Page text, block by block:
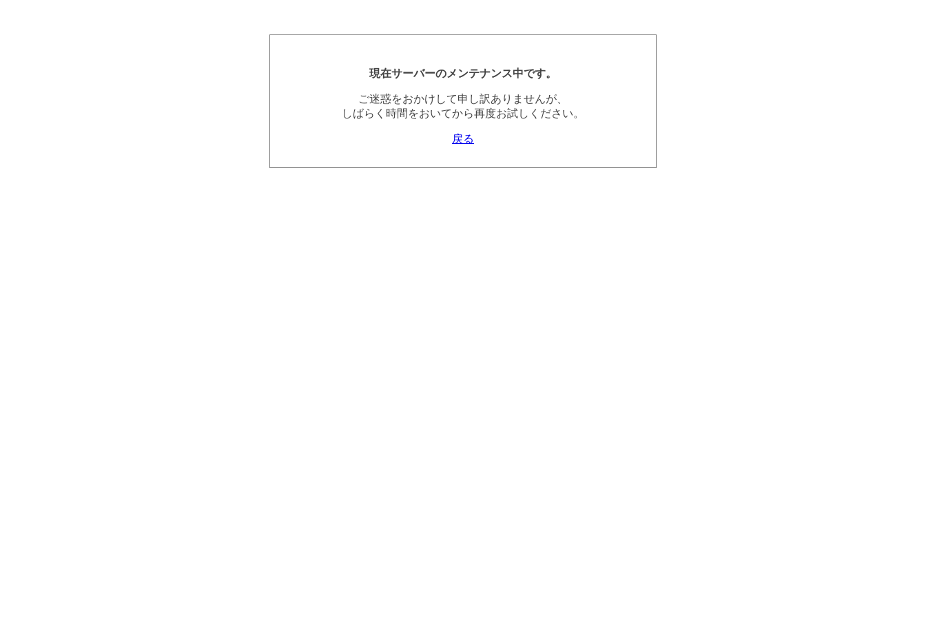
現在サーバーのメンテナンス中です。
ご迷惑をおかけして申し訳ありませんが、
しばらく時間をおいてから再度お試しください。
戻る